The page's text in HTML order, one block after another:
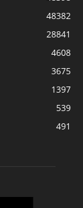
48382
28841
4608
3675
1397
539
491